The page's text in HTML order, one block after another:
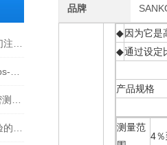
品牌
◆因为它是
◆通过设定
产品规格
测量范
4